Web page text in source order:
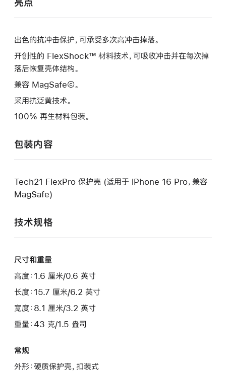
亮点
出色的抗冲击保护，可承受多次高冲击掉落。
开创性的 FlexShock™ 材料技术，可吸收冲击并在每次掉
落后恢复壳体结构。
兼容 MagSafe©。
采用抗泛黄技术。
100% 再生材料包装。
包装内容
Tech21 FlexPro 保护壳 (适用于 iPhone 16 Pro，兼容
MagSafe)
技术规格
尺寸和重量
高度：1.6 厘米/0.6 英寸
长度：15.7 厘米/6.2 英寸
宽度：8.1 厘米/3.2 英寸
重量：43 克/1.5 盎司
常规
外形：硬质保护壳，扣装式